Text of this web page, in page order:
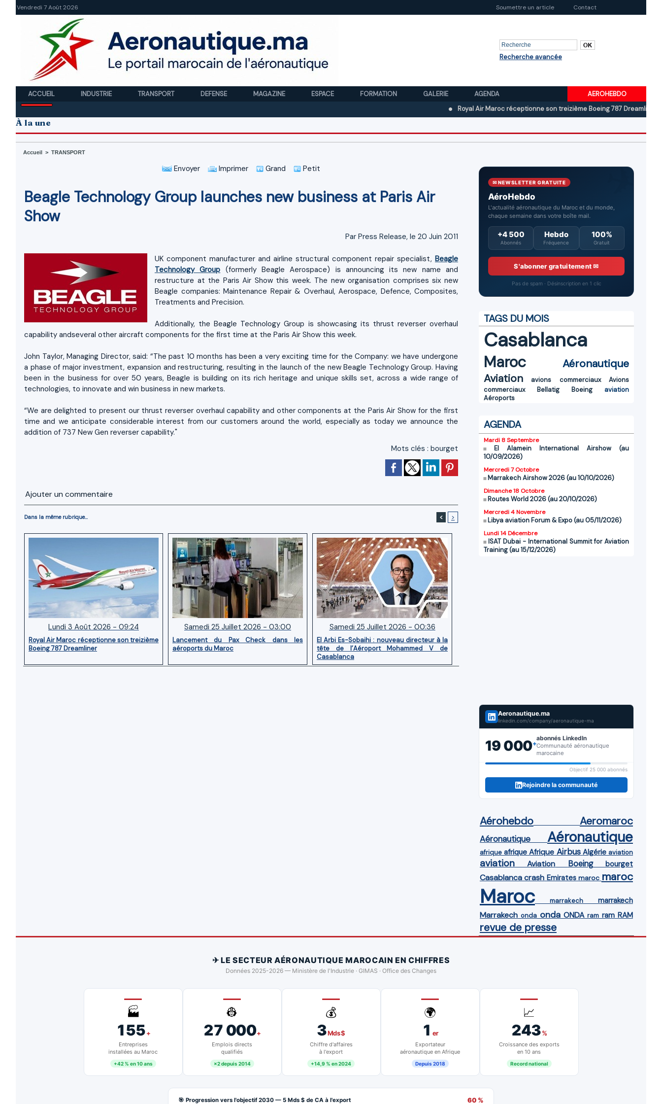
Vendredi 7 Août 2026 Soumettre un article Contact
Recherche avancée
ACCUEIL INDUSTRIE TRANSPORT DEFENSE MAGAZINE ESPACE FORMATION GALERIE AGENDA
AEROHEBDO
Royal Air Maroc réceptionne son treizième Boeing 787 Dreamliner
À la une
Accueil > TRANSPORT
Envoyer Imprimer Grand Petit
Beagle Technology Group launches new business at Paris Air
Show
Par Press Release, le 20 Juin 2011
UK component manufacturer and airline structural component repair specialist, Beagle
Technology Group (formerly Beagle Aerospace) is announcing its new name and
restructure at the Paris Air Show this week. The new organisation comprises six new
Beagle companies: Maintenance Repair & Overhaul, Aerospace, Defence, Composites,
Treatments and Precision.
Additionally, the Beagle Technology Group is showcasing its thrust reverser overhaul
capability andseveral other aircraft components for the first time at the Paris Air Show this week.
John Taylor, Managing Director, said: “The past 10 months has been a very exciting time for the Company: we have undergone
a phase of major investment, expansion and restructuring, resulting in the launch of the new Beagle Technology Group. Having
been in the business for over 50 years, Beagle is building on its rich heritage and unique skills set, across a wide range of
technologies, to innovate and win business in new markets.
“We are delighted to present our thrust reverser overhaul capability and other components at the Paris Air Show for the first
time and we anticipate considerable interest from our customers around the world, especially as today we announce the
addition of 737 New Gen reverser capability."
Mots clés : bourget
Ajouter un commentaire
Dans la même rubrique... < >
Lundi 3 Août 2026 - 09:24
Royal Air Maroc réceptionne son treizième
Boeing 787 Dreamliner
Samedi 25 Juillet 2026 - 03:00
Lancement du Pax Check dans les
aéroports du Maroc
Samedi 25 Juillet 2026 - 00:36
El Arbi Es-Sobaihi : nouveau directeur à la
tête de l’Aéroport Mohammed V de
Casablanca
✉ NEWSLETTER GRATUITE
AéroHebdo
L'actualité aéronautique du Maroc et du monde,
chaque semaine dans votre boîte mail.
+4 500
Abonnés
Hebdo
Fréquence
100%
Gratuit
S'abonner gratuitement ✉
Pas de spam · Désinscription en 1 clic
TAGS DU MOIS
Casablanca
Maroc
Aéronautique
Aviation
avions commerciaux
Avions
commerciaux
Bellatig Boeing
aviation
Aéroports
AGENDA
Mardi 8 Septembre
El Alamein International Airshow (au
10/09/2026)
Mercredi 7 Octobre
Marrakech Airshow 2026 (au 10/10/2026)
Dimanche 18 Octobre
Routes World 2026 (au 20/10/2026)
Mercredi 4 Novembre
Libya aviation Forum & Expo (au 05/11/2026)
Lundi 14 Décembre
ISAT Dubai - International Summit for Aviation
Training (au 15/12/2026)
Aeronautique.ma
linkedin.com/company/aeronautique-ma
19 000+
abonnés LinkedIn
Communauté aéronautique
marocaine
Objectif 25 000 abonnés
Rejoindre la communauté
Aérohebdo Aeromaroc
Aéronautique Aéronautique
afrique afrique Afrique Airbus Algérie aviation
aviation Aviation Boeing bourget
Casablanca crash Emirates maroc maroc
Maroc marrakech marrakech
Marrakech onda onda ONDA ram ram RAM
revue de presse
✈ LE SECTEUR AÉRONAUTIQUE MAROCAIN EN CHIFFRES
Données 2025-2026 — Ministère de l'Industrie · GIMAS · Office des Changes
🏭
155+
Entreprises
installées au Maroc
+42 % en 10 ans
👷
27 000+
Emplois directs
qualifiés
×2 depuis 2014
💰
3Mds $
Chiffre d'affaires
à l'export
+14,9 % en 2024
🌍
1 er
Exportateur
aéronautique en Afrique
Depuis 2018
📈
243%
Croissance des exports
en 10 ans
Record national
🎯 Progression vers l'objectif 2030 — 5 Mds $ de CA à l'export 60 %